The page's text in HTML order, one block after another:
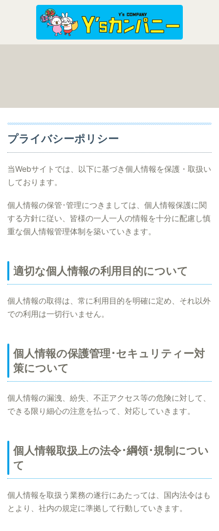
プライバシーポリシー
当Webサイトでは、以下に基づき個人情報を保護・取扱い
しております。
個人情報の保管･管理につきましては、個人情報保護に関
する方針に従い、皆様の一人一人の情報を十分に配慮し慎
重な個人情報管理体制を築いていきます。
適切な個人情報の利用目的について
個人情報の取得は、常に利用目的を明確に定め、それ以外
での利用は一切行いません。
個人情報の保護管理･セキュリティー対
策について
個人情報の漏洩、紛失、不正アクセス等の危険に対して、
できる限り細心の注意を払って、対応していきます。
個人情報取扱上の法令･綱領･規制につい
て
個人情報を取扱う業務の遂行にあたっては、国内法令はも
とより、社内の規定に準拠して行動していきます。